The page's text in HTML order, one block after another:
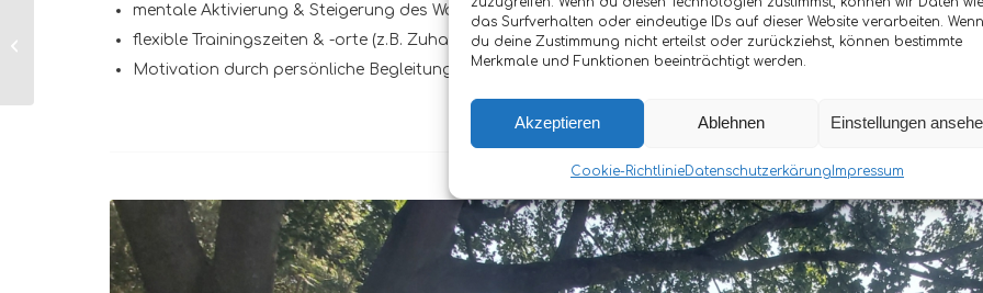
das Surfverhalten oder eindeutige IDs auf dieser Website verarbeiten. Wenn
du deine Zustimmung nicht erteilst oder zurückziehst, können bestimmte
Merkmale und Funktionen beeinträchtigt werden.
Akzeptieren Ablehnen Einstellungen
Cookie-RichtlinieDatenschutzerkärungImpressum
mentale Aktivierung & Steigerung des Wohlbefindens
flexible Trainingszeiten & -orte (z.B. Zuhause oder im Freien)
Motivation durch persönliche Begleitung & Erfolgserlebnisse
Trainingsplanung